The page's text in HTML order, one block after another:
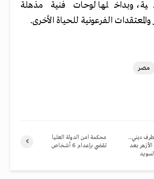
وبداخلها لوحات فنية مذهلة
الفرعونية للحياة الأخرى.
مصر
محكمة امن الدولة العليا
تقضي بإعدام 6 أشخاص
ديني..
بعد